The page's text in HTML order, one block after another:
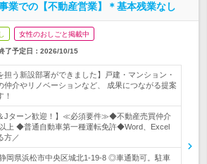
での【不動産営業】＊基本残業なし
女性のおしごと掲載中
了予定日： 2026/10/15
担う新設部署ができました】戸建・マンション・
仲介やリノベーションなど、 成果につながる提案
！
Jターン歓迎！】≪必須要件≫◆不動産売買仲介
上 ◆普通自動車第一種運転免許◆Word、Excel
方／
岡県浜松市中央区城北1-19-8 ◎車通勤可。駐車